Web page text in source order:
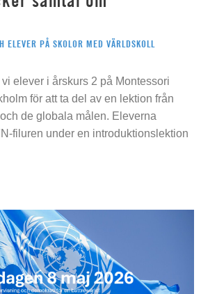
ELEVER PÅ SKOLOR MED VÄRLDSKOLL
elever i årskurs 2 på Montessori
för att ta del av en lektion från
de globala målen. Eleverna
filuren under en introduktionslektion